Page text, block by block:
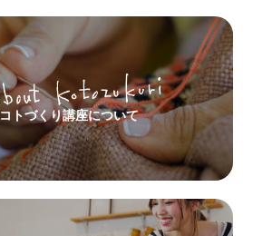
コトづくり講座について